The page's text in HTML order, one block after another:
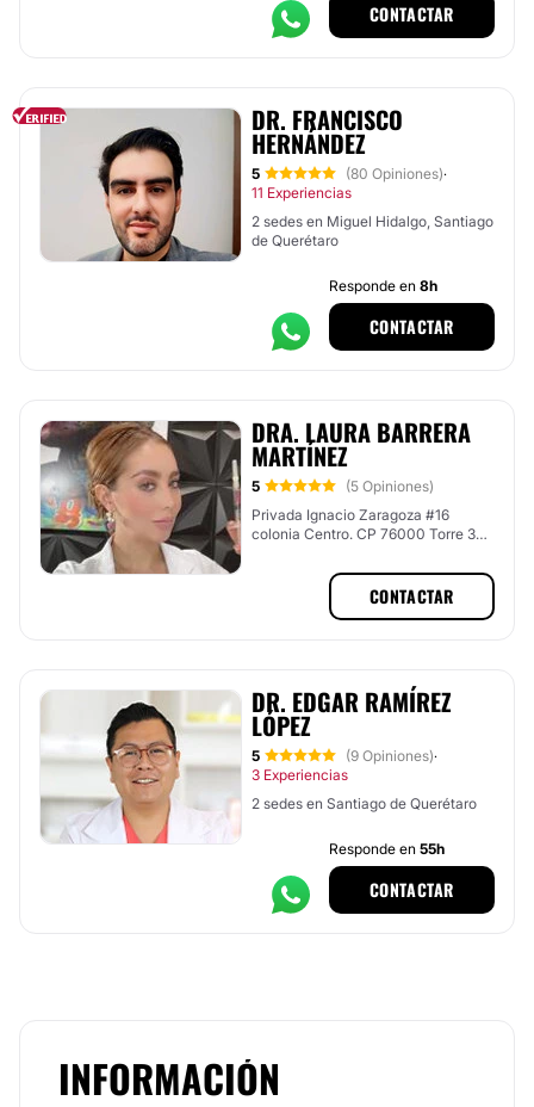
CONTACTAR
DR. FRANCISCO
HERNÁNDEZ
5 (80 Opiniones)·
11 Experiencias
2 sedes en Miguel Hidalgo, Santiago
de Querétaro
Responde en 8h
CONTACTAR
DRA. LAURA BARRERA
MARTÍNEZ
5
(5 Opiniones)
Privada Ignacio Zaragoza #16
colonia Centro. CP 76000 Torre 3
de Querétaro, Querétaro
CONTACTAR
DR. EDGAR RAMÍREZ
LÓPEZ
5 (9 Opiniones)·
3 Experiencias
2 sedes en Santiago de Querétaro
Responde en 55h
CONTACTAR
INFORMACIÓN